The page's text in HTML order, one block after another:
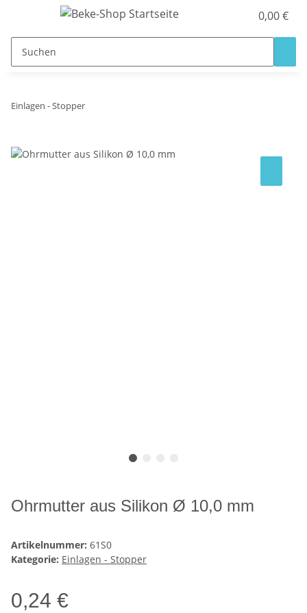
0,00 €
Einlagen - Stopper
Ohrmutter aus Silikon Ø 10,0 mm
Artikelnummer: 61S0
Kategorie: Einlagen - Stopper
0,24 €